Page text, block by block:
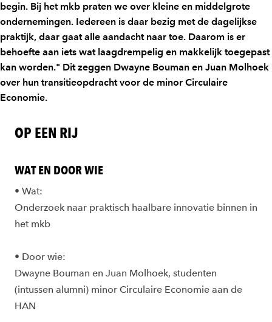
begin. Bij het mkb praten we over kleine en middelgrote
ondernemingen. Iedereen is daar bezig met de dagelijkse
praktijk, daar gaat alle aandacht naar toe. Daarom is er
behoefte aan iets wat laagdrempelig en makkelijk toegepast
kan worden." Dit zeggen Dwayne Bouman en Juan Molhoek
over hun transitieopdracht voor de minor Circulaire
Economie.
OP EEN RIJ
WAT EN DOOR WIE
• Wat:
Onderzoek naar praktisch haalbare innovatie binnen in
het mkb
• Door wie:
Dwayne Bouman en Juan Molhoek, studenten
(intussen alumni) minor Circulaire Economie aan de
HAN